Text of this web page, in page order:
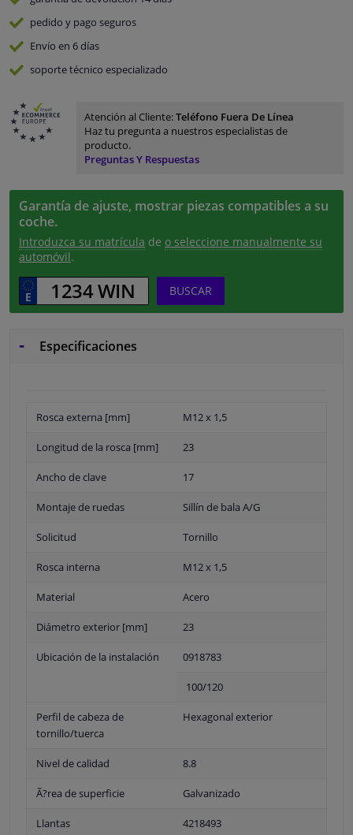
pedido y pago seguros
Envío en 6 días
soporte técnico especializado
Atención al Cliente:Teléfono Fuera De Línea
Haz tu pregunta a nuestros especialistas de
producto.
Preguntas Y Respuestas
Garantía de ajuste, mostrar piezas compatibles a su
coche.
Introduzca su matrícula de o seleccione manualmente su
automóvil.
BUSCAR
Especificaciones
Rosca externa [mm] M12 x 1,5
Longitud de la rosca [mm] 23
Ancho de clave 17
Montaje de ruedas Sillín de bala A/G
Solicitud Tornillo
Rosca interna M12 x 1,5
Material Acero
Diámetro exterior [mm] 23
Ubicación de la instalación 0918783
100/120
Perfil de cabeza de
tornillo/tuerca
Hexagonal exterior
Nivel de calidad 8.8
Ã?rea de superficie Galvanizado
Llantas 4218493